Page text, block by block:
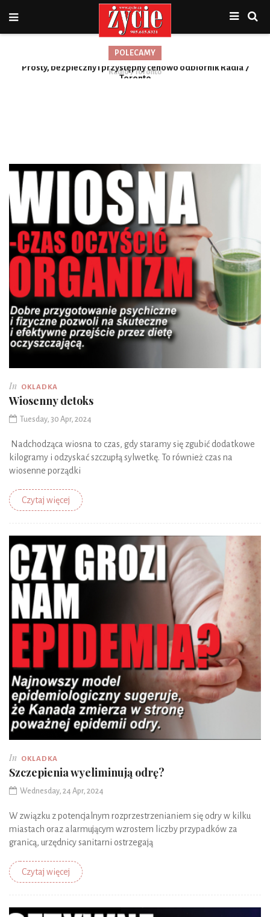
POLECAMY
Prosty, bezpieczny i przystępny cenowo odbiornik Radia 7
In OKLADKA
Wiosenny detoks
Tuesday, 30 Apr, 2024
Nadchodząca wiosna to czas, gdy staramy się zgubić dodatkowe
kilogramy i odzyskać szczupłą sylwetkę. To również czas na
wiosenne porządki
Czytaj więcej
In OKLADKA
Szczepienia wyeliminują odrę?
Wednesday, 24 Apr, 2024
W związku z potencjalnym rozprzestrzenianiem się odry w kilku
miastach oraz alarmującym wzrostem liczby przypadków za
granicą, urzędnicy sanitarni ostrzegają
Czytaj więcej